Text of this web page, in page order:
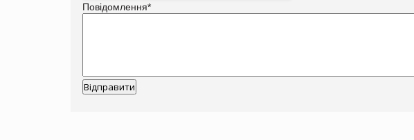
Повідомлення*